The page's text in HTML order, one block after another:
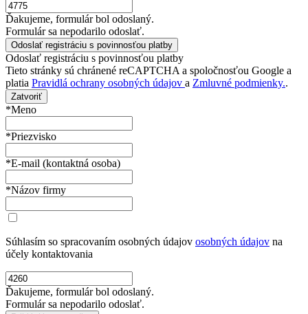
Ďakujeme, formulár bol odoslaný.
Formulár sa nepodarilo odoslať.
Odoslať registráciu s povinnosťou platby
Tieto stránky sú chránené reCAPTCHA a spoločnosťou Google a
platia Pravidlá ochrany osobných údajov a Zmluvné podmienky..
Zatvoriť
*Meno
*Priezvisko
*E-mail (kontaktná osoba)
*Názov firmy
Súhlasím so spracovaním osobných údajov osobných údajov na
účely kontaktovania
Ďakujeme, formulár bol odoslaný.
Formulár sa nepodarilo odoslať.